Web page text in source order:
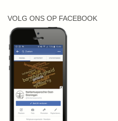
VOLG ONS OP FACEBOOK